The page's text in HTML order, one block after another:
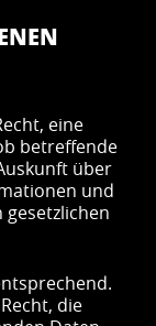
eine
betreffende
über
und
die